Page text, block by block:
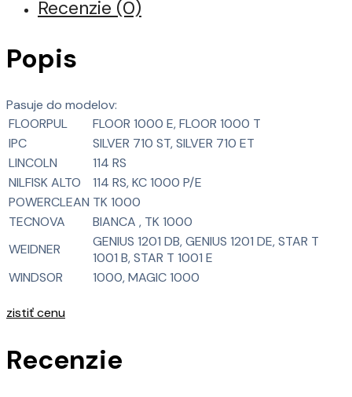
Recenzie (0)
Popis
Pasuje do modelov:
FLOORPUL
FLOOR 1000 E, FLOOR 1000 T
IPC
SILVER 710 ST, SILVER 710 ET
LINCOLN
114 RS
NILFISK ALTO
114 RS, KC 1000 P/E
POWERCLEAN TK 1000
TECNOVA
BIANCA , TK 1000
WEIDNER
GENIUS 1201 DB, GENIUS 1201 DE, STAR T
1001 B, STAR T 1001 E
WINDSOR
1000, MAGIC 1000
zistiť cenu
Recenzie